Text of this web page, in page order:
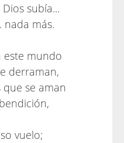
subía...
nada más.
este mundo
derraman,
se aman
vuelo;